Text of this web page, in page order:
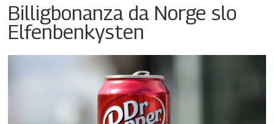
Billigbonanza da Norge slo
Elfenbenkysten